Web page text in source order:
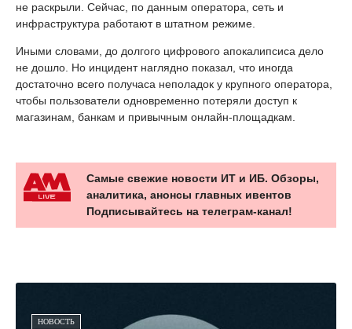
не раскрыли. Сейчас, по данным оператора, сеть и
инфраструктура работают в штатном режиме.
Иными словами, до долгого цифрового апокалипсиса дело
не дошло. Но инцидент наглядно показал, что иногда
достаточно всего получаса неполадок у крупного оператора,
чтобы пользователи одновременно потеряли доступ к
магазинам, банкам и привычным онлайн-площадкам.
Самые свежие новости ИТ и ИБ. Обзоры,
аналитика, анонсы главных ивентов
Подписывайтесь на телеграм-канал!
НОВОСТЬ